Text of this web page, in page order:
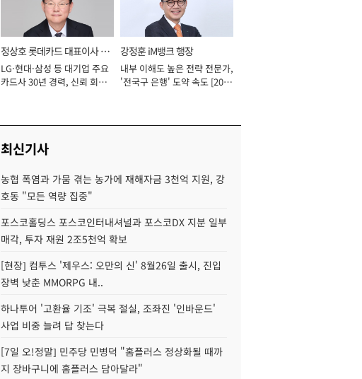
정상호 롯데카드 대표이사 사
장
LG·현대·삼성 등 대기업 주요
카드사 30년 경력, 신뢰 회복
강정훈 iM뱅크 행장
내부 이해도 높은 전략 전문가,
'전국구 은행' 도약 속도 [2026
최신기사
농협 폭염과 가뭄 겪는 농가에 재해자금 3천억 지원, 강
호동 "모든 역량 집중"
포스코홀딩스 포스코인터내셔널과 포스코DX 지분 일부
매각, 투자 재원 2조5천억 확보
[현장] 컴투스 '제우스: 오만의 신' 8월26일 출시, 진입
장벽 낮춘 MMORPG 내..
하나투어 '고환율 기조' 극복 절실, 조좌진 '인바운드'
사업 비중 늘려 답 찾는다
[7일 오!정말] 민주당 민병덕 "홈플러스 정상화될 때까
지 장바구니에 홈플러스 담아달라"